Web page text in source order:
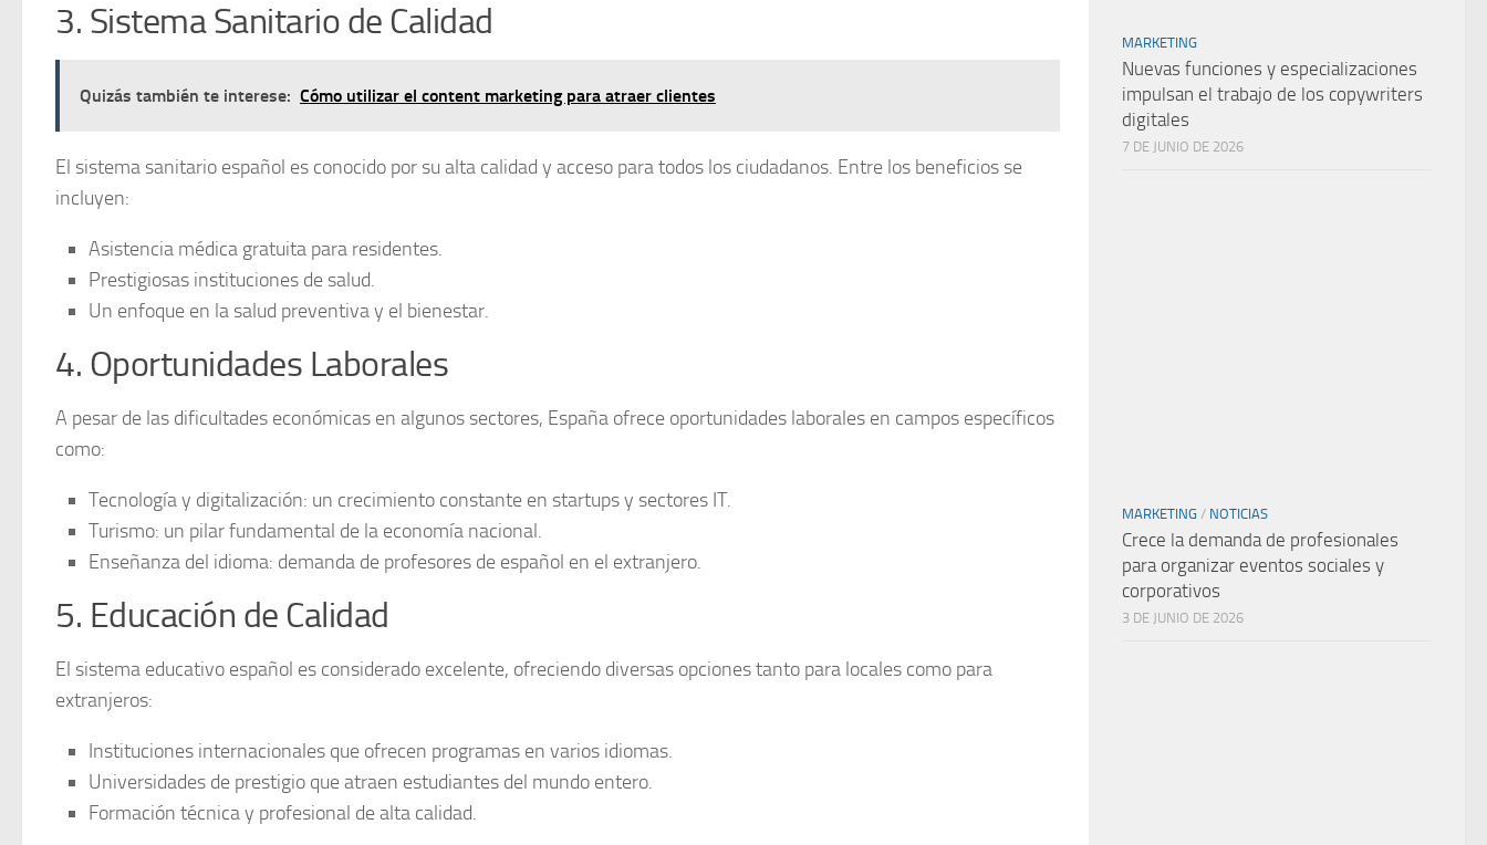
3. Sistema Sanitario de Calidad
Quizás también te interese: Cómo utilizar el content marketing para atraer clientes
El sistema sanitario español es conocido por su alta calidad y acceso para todos los ciudadanos. Entre los beneficios se
incluyen:
Asistencia médica gratuita para residentes.
Prestigiosas instituciones de salud.
Un enfoque en la salud preventivay el bienestar.
4. Oportunidades Laborales
A pesar de las dificultades económicas en algunos sectores, España ofrece oportunidades laborales en campos específicos
como:
Tecnología y digitalización: un crecimiento constante en startups y sectores IT.
Turismo: un pilar fundamental de la economía nacional.
Enseñanza del idioma: demanda de profesores de español en el extranjero.
5. Educación de Calidad
El sistema educativo español es considerado excelente, ofreciendo diversas opciones tanto para locales como para
extranjeros:
Instituciones internacionales que ofrecen programas en varios idiomas.
Universidades de prestigio que atraen estudiantes del mundo entero.
Formación técnica y profesional de alta calidad.
MARKETING
Nuevas funciones y especializaciones
impulsan el trabajo de los copywriters
digitales
7 DE JUNIO DE 2026
MARKETING / NOTICIAS
Crece la demanda de profesionales
para organizar eventos sociales y
corporativos
3 DE JUNIO DE 2026